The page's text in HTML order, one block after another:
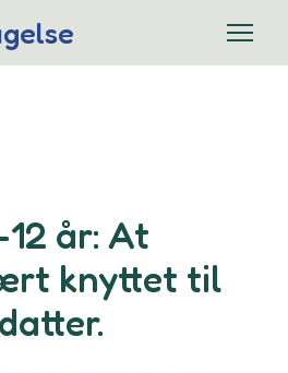
12 år: At
knyttet til